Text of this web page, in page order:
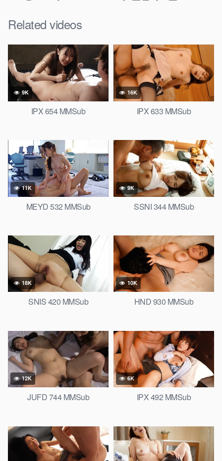
Related videos
9K
IPX 654 MMSub
16K
IPX 633 MMSub
11K
MEYD 532 MMSub
9K
SSNI 344 MMSub
18K
SNIS 420 MMSub
10K
HND 930 MMSub
12K
JUFD 744 MMSub
6K
IPX 492 MMSub